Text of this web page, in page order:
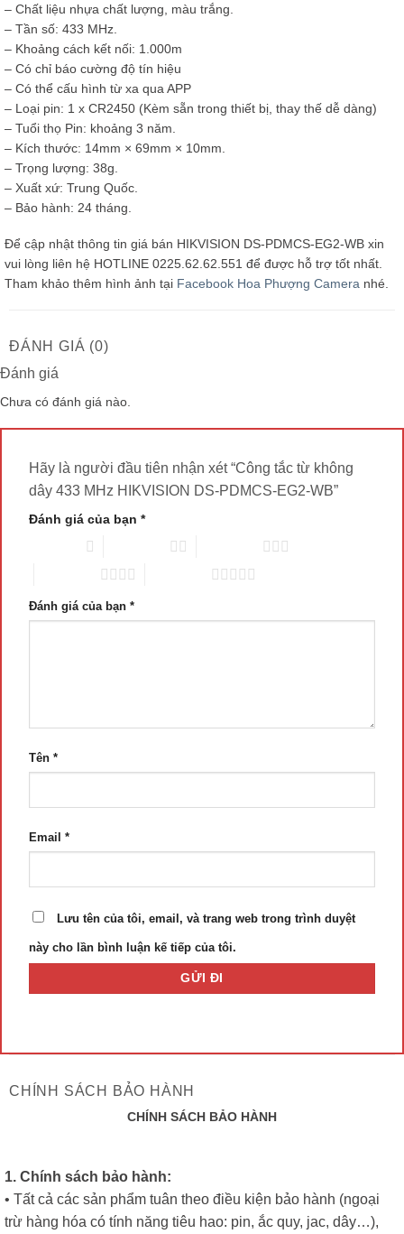
– Chất liệu nhựa chất lượng, màu trắng.
– Tần số: 433 MHz.
– Khoảng cách kết nối: 1.000m
– Có chỉ báo cường độ tín hiệu
– Có thể cấu hình từ xa qua APP
– Loại pin: 1 x CR2450 (Kèm sẵn trong thiết bị, thay thế dễ dàng)
– Tuổi thọ Pin: khoảng 3 năm.
– Kích thước: 14mm × 69mm × 10mm.
– Trọng lượng: 38g.
– Xuất xứ: Trung Quốc.
– Bảo hành: 24 tháng.
Để cập nhật thông tin giá bán HIKVISION DS-PDMCS-EG2-WB xin
vui lòng liên hệ HOTLINE 0225.62.62.551 để được hỗ trợ tốt nhất.
Tham khảo thêm hình ảnh tại Facebook Hoa Phượng Camera nhé.
ĐÁNH GIÁ (0)
Đánh giá
Chưa có đánh giá nào.
Hãy là người đầu tiên nhận xét “Công tắc từ không
dây 433 MHz HIKVISION DS-PDMCS-EG2-WB”
Đánh giá của bạn *
Đánh giá của bạn *
Tên *
Email *
Lưu tên của tôi, email, và trang web trong trình duyệt
này cho lần bình luận kế tiếp của tôi.
CHÍNH SÁCH BẢO HÀNH
CHÍNH SÁCH BẢO HÀNH
1. Chính sách bảo hành:
• Tất cả các sản phẩm tuân theo điều kiện bảo hành (ngoại
trừ hàng hóa có tính năng tiêu hao: pin, ắc quy, jac, dây…),